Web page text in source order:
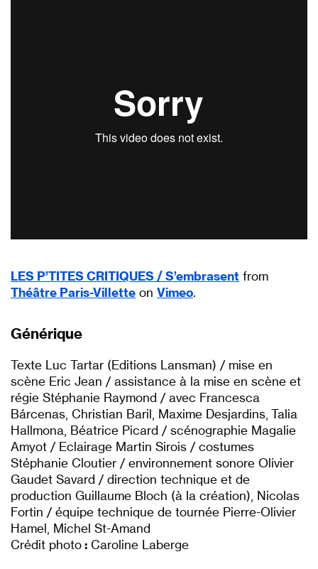
LES P’TITES CRITIQUES / S’embrasent from
Théâtre Paris-Villette on Vimeo.
Générique
Texte Luc Tartar (Editions Lansman) / mise en
scène Eric Jean / assistance à la mise en scène et
régie Stéphanie Raymond / avec Francesca
Bárcenas, Christian Baril, Maxime Desjardins, Talia
Hallmona, Béatrice Picard / scénographie Magalie
Amyot / Eclairage Martin Sirois / costumes
Stéphanie Cloutier / environnement sonore Olivier
Gaudet Savard / direction technique et de
production Guillaume Bloch (à la création), Nicolas
Fortin / équipe technique de tournée Pierre-Olivier
Hamel, Michel St-Amand
Crédit photo: Caroline Laberge